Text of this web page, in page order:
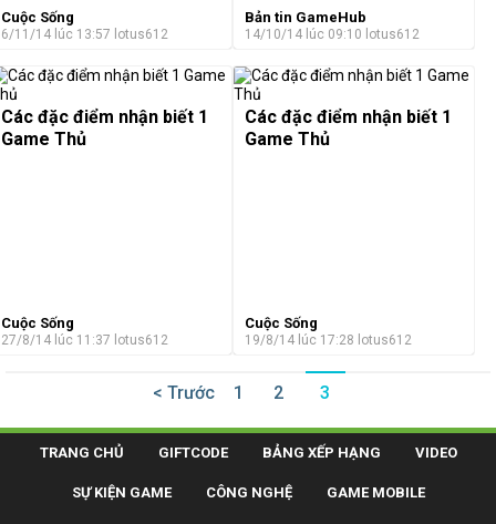
Cuộc Sống
6/11/14 lúc 13:57 lotus612
Bản tin GameHub
14/10/14 lúc 09:10 lotus612
Các đặc điểm nhận biết 1
Game Thủ
Cuộc Sống
27/8/14 lúc 11:37 lotus612
Các đặc điểm nhận biết 1
Game Thủ
Cuộc Sống
19/8/14 lúc 17:28 lotus612
< Trước 1 2 3
TRANG CHỦ GIFTCODE BẢNG XẾP HẠNG VIDEO
SỰ KIỆN GAME CÔNG NGHỆ GAME MOBILE